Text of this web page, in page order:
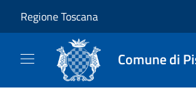
Regione Toscana
Comune di